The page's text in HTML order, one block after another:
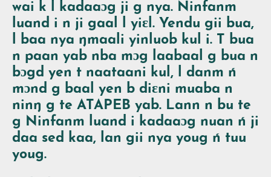
wai k l kadaaɔg ji g nya. Ninfanm
luand i n ji gaal l yiɛl. Yendu gii bua,
l baa nya ŋmaali yinluob kul i. T bua
n paan yab nba mɔg laabaal g bua n
bɔgd yen t naataani kul, l danm ń
mɔnd g baal yen b diɛni muaba n
ninŋ g te ATAPEB yab. Lann n bu te
g Ninfanm luand i kadaaɔg nuan ń ji
daa sed kaa, lan gii nya youg ń tuu
youg.